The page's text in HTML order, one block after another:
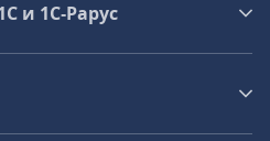
и 1С‑Рарус